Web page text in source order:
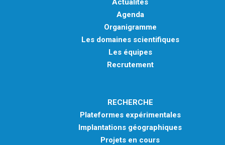
Actualités
Agenda
Organigramme
Les domaines scientifiques
Les équipes
Recrutement
RECHERCHE
Plateformes expérimentales
Implantations géographiques
Projets en cours